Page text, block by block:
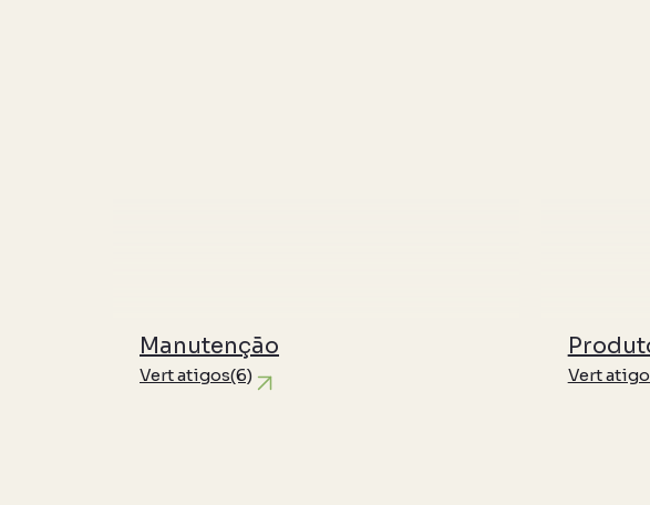
Manutenção
Vert atigos(6) Vert